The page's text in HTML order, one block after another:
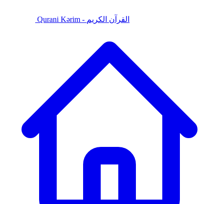
Qurani Kərim - القرآن الكريم